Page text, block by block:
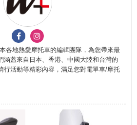
各地熱愛摩托車的編輯團隊，為您帶來最
涵蓋來自日本、香港、中國大陸和台灣的
行活動等精彩內容，滿足您對電單車/摩托